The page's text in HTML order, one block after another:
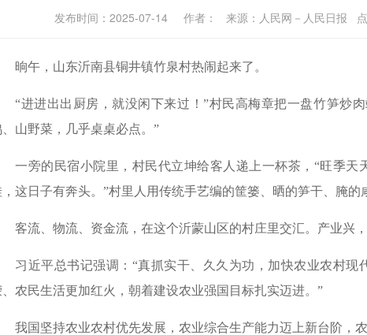
发布时间：2025-07-14 作者： 来源：人民网－人民日报
晌午，山东沂南县铜井镇竹泉村热闹起来了。
“进进出出厨房，就没闲下来过！”村民高梅章把一盘竹笋炒
、山野菜，几乎桌桌必点。”
一旁的民宿小院里，村民代立坤给客人递上一杯茶，“旺季
这日子有奔头。”村里人用传统手艺编的筐篓、晒的笋干、腌的
客流、物流、资金流，在这个沂蒙山区的村庄里交汇。产业兴
习近平总书记强调：“真抓实干、久久为功，加快农业农村
、农民生活更加红火，朝着建设农业强国目标扎实迈进。”
我国坚持农业农村优先发展，农业综合生产能力迈上新台阶，